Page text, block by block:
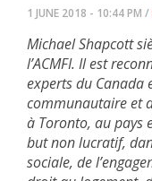
1 JUNE 2018 - 10:44 PM /
Michael Shapcott
l’ACMFI. Il est
experts du Canada
communautaire et
à Toronto, au pays
but non lucratif,
sociale, de